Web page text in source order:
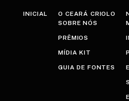
INICIAL
O CEARÁ CRIOLO
SOBRE NÓS
PRÊMIOS
MÍDIA KIT
GUIA DE FONTES